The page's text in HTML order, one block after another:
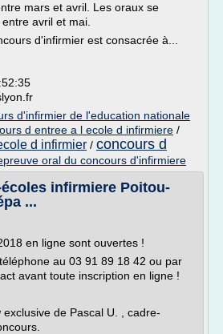
mars et avril. Les oraux se
avril et mai.
d'infirmier est consacrée à...
d'infirmier de l'education nationale
d entree a l ecole d infirmiere /
d infirmier / concours d
oral du concours d'infirmiere
infirmiere Poitou-
...
en ligne sont ouvertes !
au 03 91 89 18 42 ou par
avant toute inscription en ligne !
de Pascal U. , cadre-